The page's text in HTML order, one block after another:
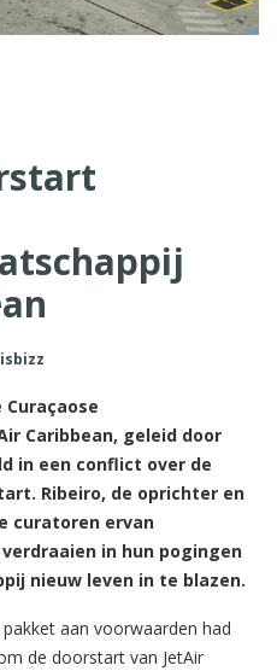
Caribbean, geleid door
in een conflict over de
Ribeiro, de oprichter en
curatoren ervan
in hun pogingen
nieuw leven in te blazen.
aan voorwaarden had
de doorstart van JetAir